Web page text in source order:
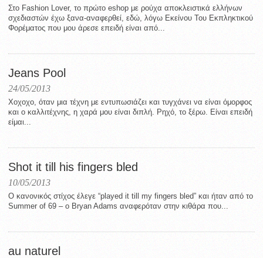
Στο Fashion Lover, το πρώτο eshop με ρούχα αποκλειστικά ελλήνων
σχεδιαστών έχω ξανα-αναφερθεί, εδώ, λόγω Εκείνου Του Εκπληκτικού
Φορέματος που μου άρεσε επειδή είναι από...
Jeans Pool
24/05/2013
Χοχοχο, όταν μια τέχνη με εντυπωσιάζει και τυγχάνει να είναι όμορφος
και ο καλλιτέχνης, η χαρά μου είναι διπλή. Ρηχό, το ξέρω. Είναι επειδή
είμαι...
Shot it till his fingers bled
10/05/2013
Ο κανονικός στίχος έλεγε “played it till my fingers bled” και ήταν από το
Summer of 69 – ο Bryan Adams αναφερόταν στην κιθάρα που...
au naturel